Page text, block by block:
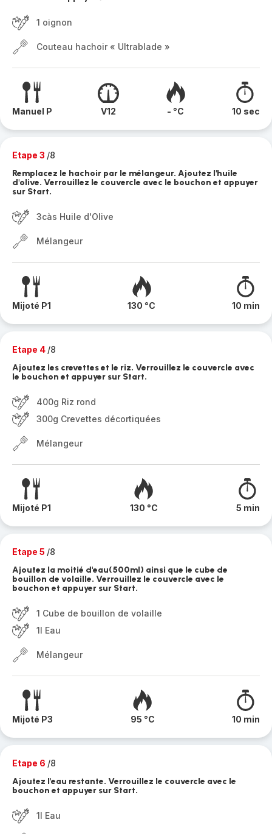
1 oignon
Couteau hachoir « Ultrablade »
Manuel P V12 - °C 10 sec
Etape 3 /8
Remplacez le hachoir par le mélangeur. Ajoutez l'huile
d'olive. Verrouillez le couvercle avec le bouchon et appuyer
sur Start.
3càs Huile d'Olive
Mélangeur
Mijoté P1 130 °C 10 min
Etape 4 /8
Ajoutez les crevettes et le riz. Verrouillez le couvercle avec
le bouchon et appuyer sur Start.
400g Riz rond
300g Crevettes décortiquées
Mélangeur
Mijoté P1 130 °C 5 min
Etape 5 /8
Ajoutez la moitié d'eau(500ml) ainsi que le cube de
bouillon de volaille. Verrouillez le couvercle avec le
bouchon et appuyer sur Start.
1 Cube de bouillon de volaille
1l Eau
Mélangeur
Mijoté P3 95 °C 10 min
Etape 6 /8
Ajoutez l'eau restante. Verrouillez le couvercle avec le
bouchon et appuyer sur Start.
1l Eau